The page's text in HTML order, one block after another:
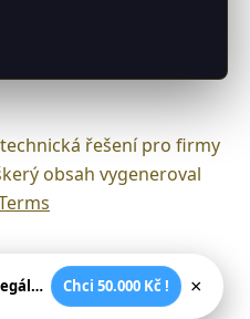
řešení pro firmy
obsah vygeneroval
VIP uvítací bonus 50.000 Kč - legální české kasíno Chci 50.000 Kč ! ×